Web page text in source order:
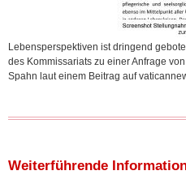
Lebensperspektiven ist dringend
des Kommissariats zu einer Anfrage
Spahn laut einem Beitrag auf
Weiterführende